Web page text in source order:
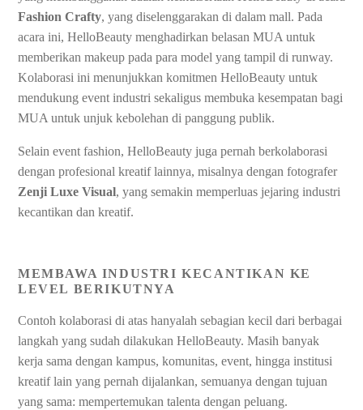
Fashion Crafty, yang diselenggarakan di dalam mall. Pada
acara ini, HelloBeauty menghadirkan belasan MUA untuk
memberikan makeup pada para model yang tampil di runway.
Kolaborasi ini menunjukkan komitmen HelloBeauty untuk
mendukung event industri sekaligus membuka kesempatan bagi
MUA untuk unjuk kebolehan di panggung publik.
Selain event fashion, HelloBeauty juga pernah berkolaborasi
dengan profesional kreatif lainnya, misalnya dengan fotografer
Zenji Luxe Visual, yang semakin memperluas jejaring industri
kecantikan dan kreatif.
MEMBAWA INDUSTRI KECANTIKAN KE
LEVEL BERIKUTNYA
Contoh kolaborasi di atas hanyalah sebagian kecil dari berbagai
langkah yang sudah dilakukan HelloBeauty. Masih banyak
kerja sama dengan kampus, komunitas, event, hingga institusi
kreatif lain yang pernah dijalankan, semuanya dengan tujuan
yang sama: mempertemukan talenta dengan peluang.